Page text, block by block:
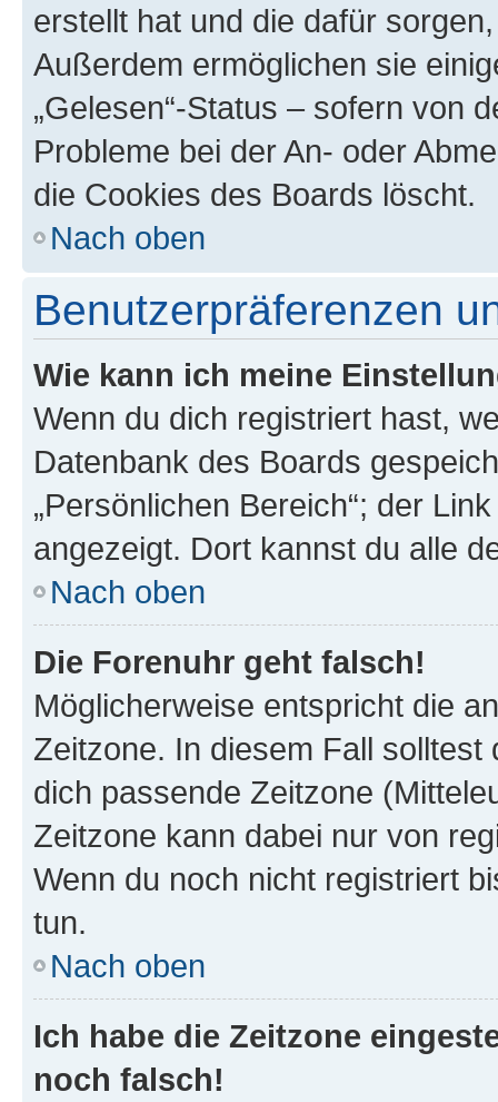
erstellt hat und die dafür
Außerdem ermöglichen sie
„Gelesen“-Status – sofern von
Probleme bei der An- oder
die Cookies des Boards löscht.
Nach oben
Benutzerpräferenzen
Wie kann ich meine
Wenn du dich registriert hast,
Datenbank des Boards
„Persönlichen Bereich“; der
angezeigt. Dort kannst du alle
Nach oben
Die Forenuhr geht falsch!
Möglicherweise entspricht die
Zeitzone. In diesem Fall solltest
dich passende Zeitzone
Zeitzone kann dabei nur von
Wenn du noch nicht registriert
tun.
Nach oben
Ich habe die Zeitzone
noch falsch!